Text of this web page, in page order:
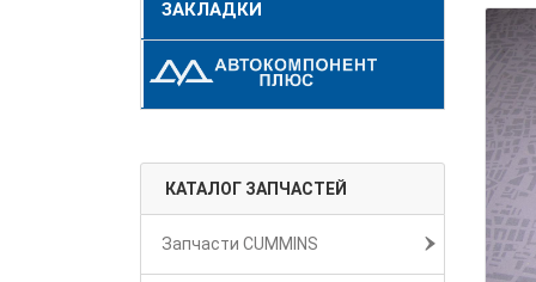
ЗАКЛАДКИ
КАТАЛОГ ЗАПЧАСТЕЙ
Запчасти CUMMINS